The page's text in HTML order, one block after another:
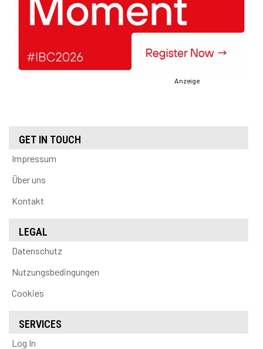
Anzeige
GET IN TOUCH
Impressum
Über uns
Kontakt
LEGAL
Datenschutz
Nutzungsbedingungen
Cookies
SERVICES
Log In